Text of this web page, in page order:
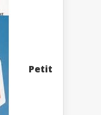
Petit